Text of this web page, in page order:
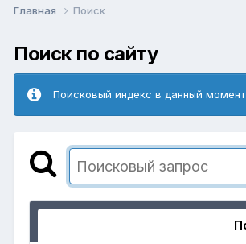
Главная Поиск
Поиск по сайту
Поисковый индекс в данный